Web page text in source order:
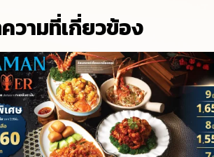
วามที่เกี่ยวข้อง